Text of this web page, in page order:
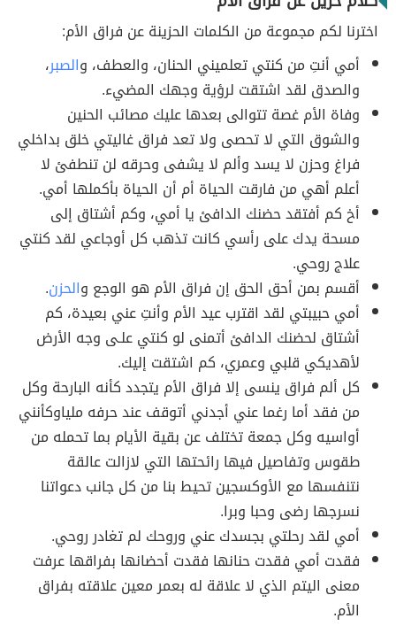
اخترنا لكم مجموعة من الكلمات الحزينة عن فراق الأم:
أمي أنتِ من كنتي تعلميني الحنان، والعطف، والصبر،
والصدق لقد اشتقت لرؤية وجهك المضيء.
وفاة الأم غصة تتوالى بعدها عليك مصائب الحنين
والشوق التي لا تحصى ولا تعد فراق غاليتي خلق بداخلي
فراغ وحزن لا يسد وألم لا يشفى وحرقه لن تنطفئ لا
أعلم أهي من فارقت الحياة أم أن الحياة بأكملها أمي.
أخ كم أفتقد حضنك الدافئ يا أمي، وكم أشتاق إلى
مسحة يدك على رأسي كانت تذهب كل أوجاعي لقد كنتي
علاج روحي.
أقسم بمن أحق الحق إن فراق الأم هو الوجع والحزن.
أمي حبيبتي لقد اقترب عيد الأم وأنتِ عني بعيدة، كم
أشتاق لحضنك الدافئ أتمنى لو كنتي علـى وجه الأرض
لأهديكي قلبي وعمري، كم اشتقت إليك.
كل ألم فراق ينسى إلا فراق الأم يتجدد كأنه البارحة وكل
من فقد أما رغما عني أجدني أتوقف عند حرفه ملياوكأنني
أواسيه وكل جمعة تختلف عن بقية الأيام بما تحمله من
طقوس وتفاصيل فيها رائحتها التي لازالت عالقة
نتنفسها مع الأوكسجين تحيط بنا من كل جانب دعواتنا
نسرجها رضى وحبا وبرا.
أمي لقد رحلتي بجسدك عني وروحك لم تغادر روحي.
فقدت أمي فقدت حنانها فقدت أحضانها بفراقها عرفت
معنى اليتم الذي لا علاقة له بعمر معين علاقته بفراق
الأم.